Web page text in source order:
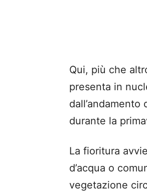
Qui, più che
presenta in
durante la
La fioritura
d’acqua o
vegetazione